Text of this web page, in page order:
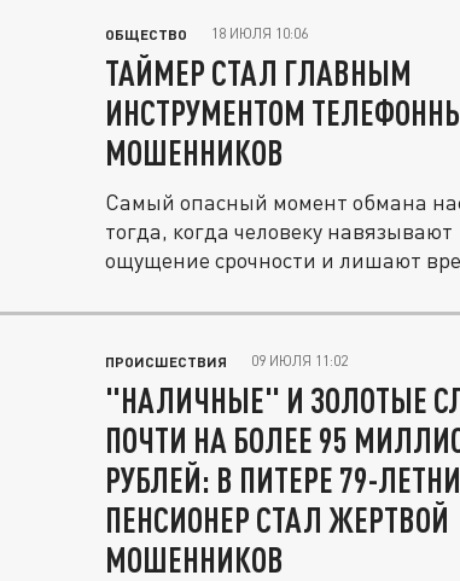
ОБЩЕСТВО 18 ИЮЛЯ 10:06
ТАЙМЕР СТАЛ ГЛАВНЫМ
ИНСТРУМЕНТОМ
МОШЕННИКОВ
Самый опасный момент обмана
тогда, когда человеку навязывают
ощущение срочности и лишают
ПРОИСШЕСТВИЯ 09 ИЮЛЯ 11:02
"НАЛИЧНЫЕ" И ЗОЛОТЫЕ
ПОЧТИ НА БОЛЕЕ 95
РУБЛЕЙ: В ПИТЕРЕ 79-
ПЕНСИОНЕР СТАЛ ЖЕРТВОЙ
МОШЕННИКОВ